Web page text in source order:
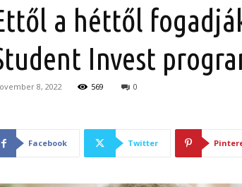
a héttől
Invest
8, 2022 569 0
Facebook Twitter